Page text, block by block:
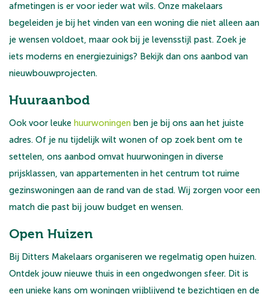
afmetingen is er voor ieder wat wils. Onze makelaars
begeleiden je bij het vinden van een woning die niet alleen aan
je wensen voldoet, maar ook bij je levensstijl past. Zoek je
iets moderns en energiezuinigs? Bekijk dan ons aanbod van
nieuwbouwprojecten.
Huuraanbod
Ook voor leuke huurwoningen ben je bij ons aan het juiste
adres. Of je nu tijdelijk wilt wonen of op zoek bent om te
settelen, ons aanbod omvat huurwoningen in diverse
prijsklassen, van appartementen in het centrum tot ruime
gezinswoningen aan de rand van de stad. Wij zorgen voor een
match die past bij jouw budget en wensen.
Open Huizen
Bij Ditters Makelaars organiseren we regelmatig open huizen.
Ontdek jouw nieuwe thuis in een ongedwongen sfeer. Dit is
een unieke kans om woningen vrijblijvend te bezichtigen en de